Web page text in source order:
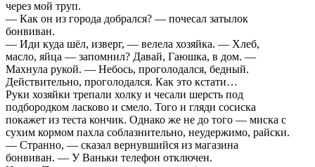
через мой труп.
— Как он из города добрался? — почесал затылок
бонвиван.
— Иди куда шёл, изверг, — велела хозяйка. — Хлеб,
масло, яйца — запомнил? Давай, Гаюшка, в дом. —
Махнула рукой. — Небось, проголодался, бедный.
Действительно, проголодался. Как это кстати…
Руки хозяйки трепали холку и чесали шерсть под
подбородком ласково и смело. Того и гляди сосиска
покажет из теста кончик. Однако же не до того — миска с
сухим кормом пахла соблазнительно, неудержимо, райски.
— Странно, — сказал вернувшийся из магазина
бонвиван. — У Ваньки телефон отключен.